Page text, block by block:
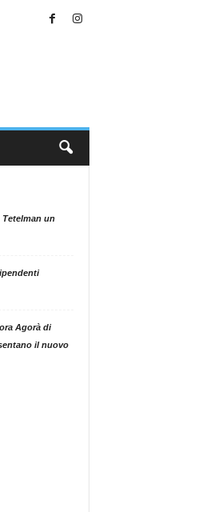
un
Agorà di
il nuovo